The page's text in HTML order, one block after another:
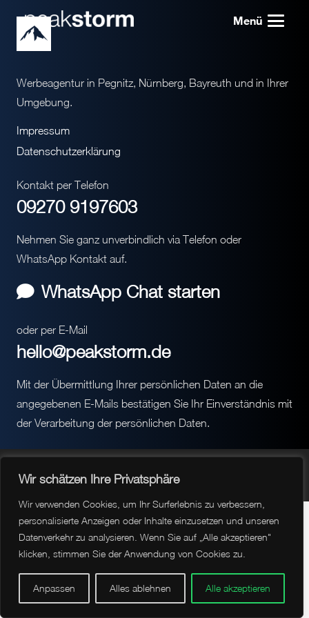
Wir schätzen Ihre Privatsphäre
Wir verwenden Cookies, um Ihr Surferlebnis zu verbessern,
personalisierte Anzeigen oder Inhalte einzusetzen und unseren
Datenverkehr zu analysieren. Wenn Sie auf „Alle akzeptieren"
klicken, stimmen Sie der Anwendung von Cookies zu.
Anpassen Alles ablehnen Alle akzeptieren
Menü
Werbeagentur in Pegnitz, Nürnberg, Bayreuth und in Ihrer
Umgebung.
Impressum
Datenschutzerklärung
Kontakt per Telefon
09270 9197603
Nehmen Sie ganz unverbindlich via Telefon oder
WhatsApp Kontakt auf.
WhatsApp Chat starten
oder per E-Mail
hello@peakstorm.de
Mit der Übermittlung Ihrer persönlichen Daten an die
angegebenen E-Mails bestätigen Sie Ihr Einverständnis mit
der Verarbeitung der persönlichen Daten.
© peakstorm 2026 by Caglar Karaca